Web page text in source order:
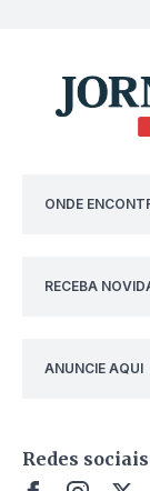
ONDE
RECEBA
ANUNCIE AQUI
Redes sociais